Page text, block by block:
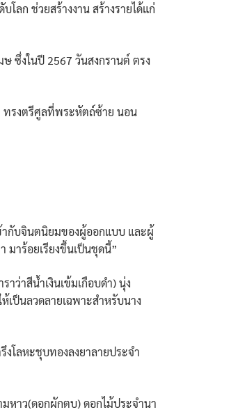
ลก ช่วยสร้างงาน สร้างรายได้แก่
ซึ่งในปี 2567 วันสงกรานต์ ตรง
ทรงตรีศูลที่พระหัตถ์ซ้าย นอน
ากับจินตนิยมของผู้ออกแบบ และผู้
มาร้อยเรียงขึ้นเป็นชุดนี้”
ว่าสีน้ำเงินเข้มเกือบดำ) นุ่ง
ป็นลวดลายเฉพาะสำหรับนาง
โลหะชุบทองลงยาลายประจำ
หาว(ดอกผักตบ) ดอกไม้ประจำนา